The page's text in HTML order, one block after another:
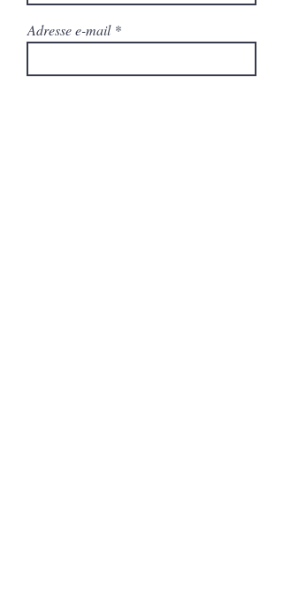
Adresse e-mail